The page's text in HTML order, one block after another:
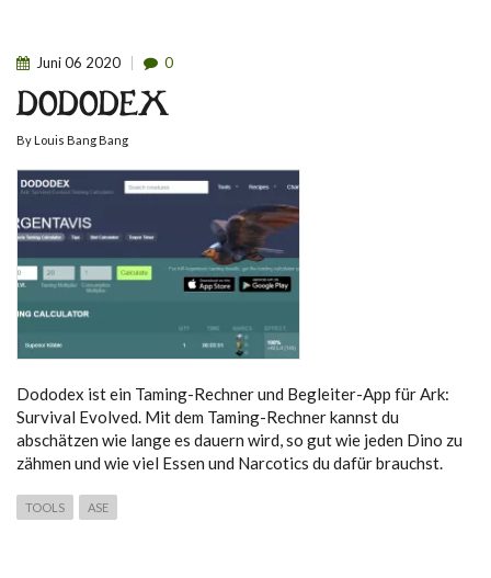
Juni06 2020 0
DODODEX
By Louis Bang Bang
Dododex ist ein Taming-Rechner und Begleiter-App für Ark:
Survival Evolved. Mit dem Taming-Rechner kannst du
abschätzen wie lange es dauern wird, so gut wie jeden Dino zu
zähmen und wie viel Essen und Narcotics du dafür brauchst.
TOOLS ASE